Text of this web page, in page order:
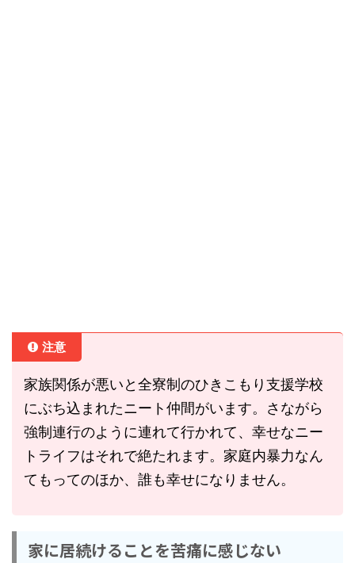
注意
家族関係が悪いと全寮制のひきこもり支援学校
にぶち込まれたニート仲間がいます。さながら
強制連行のように連れて行かれて、幸せなニー
トライフはそれで絶たれます。家庭内暴力なん
てもってのほか、誰も幸せになりません。
家に居続けることを苦痛に感じない